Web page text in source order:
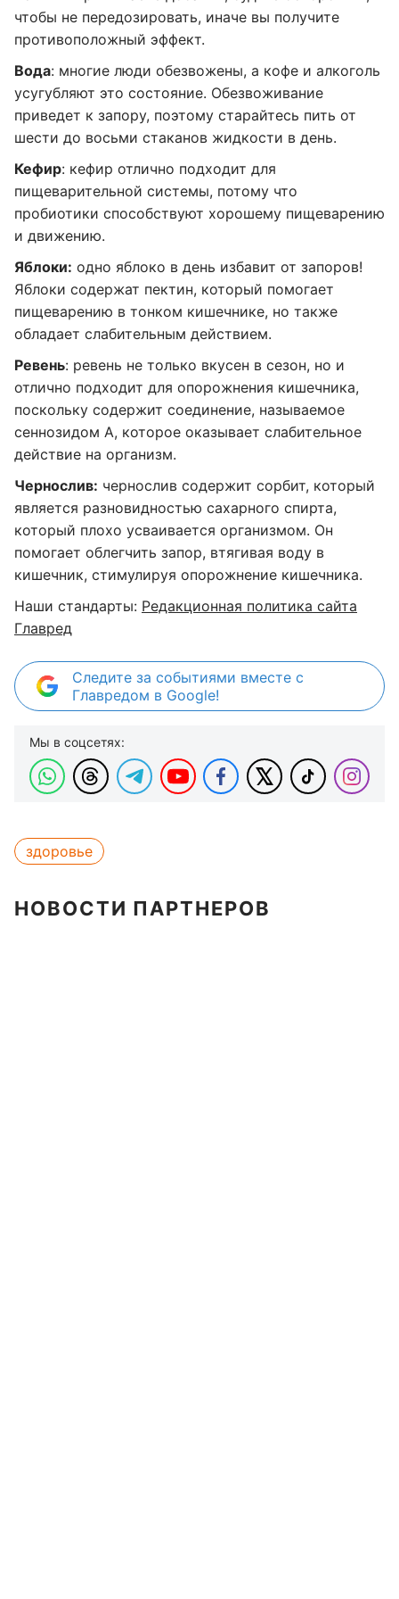
чтобы не передозировать, иначе вы получите
противоположный эффект.
Вода: многие люди обезвожены, а кофе и алкоголь
усугубляют это состояние. Обезвоживание
приведет к запору, поэтому старайтесь пить от
шести до восьми стаканов жидкости в день.
Кефир: кефир отлично подходит для
пищеварительной системы, потому что
пробиотики способствуют хорошему пищеварению
и движению.
Яблоки: одно яблоко в день избавит от запоров!
Яблоки содержат пектин, который помогает
пищеварению в тонком кишечнике, но также
обладает слабительным действием.
Ревень: ревень не только вкусен в сезон, но и
отлично подходит для опорожнения кишечника,
поскольку содержит соединение, называемое
сеннозидом А, которое оказывает слабительное
действие на организм.
Чернослив: чернослив содержит сорбит, который
является разновидностью сахарного спирта,
который плохо усваивается организмом. Он
помогает облегчить запор, втягивая воду в
кишечник, стимулируя опорожнение кишечника.
Наши стандарты: Редакционная политика сайта
Главред
Следите за событиями вместе с
Главредом в Google!
Мы в соцсетях:
здоровье
НОВОСТИ ПАРТНЕРОВ